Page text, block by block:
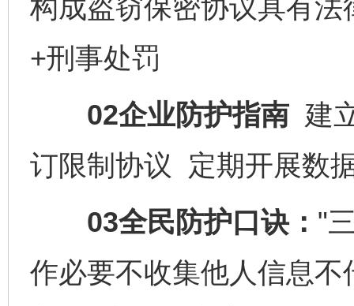
构成盗窃保密协议具有
+刑事处罚
02企业防护指南 建
订限制协议 定期开展数
03全民防护口诀： "
作必要不收集他人信息